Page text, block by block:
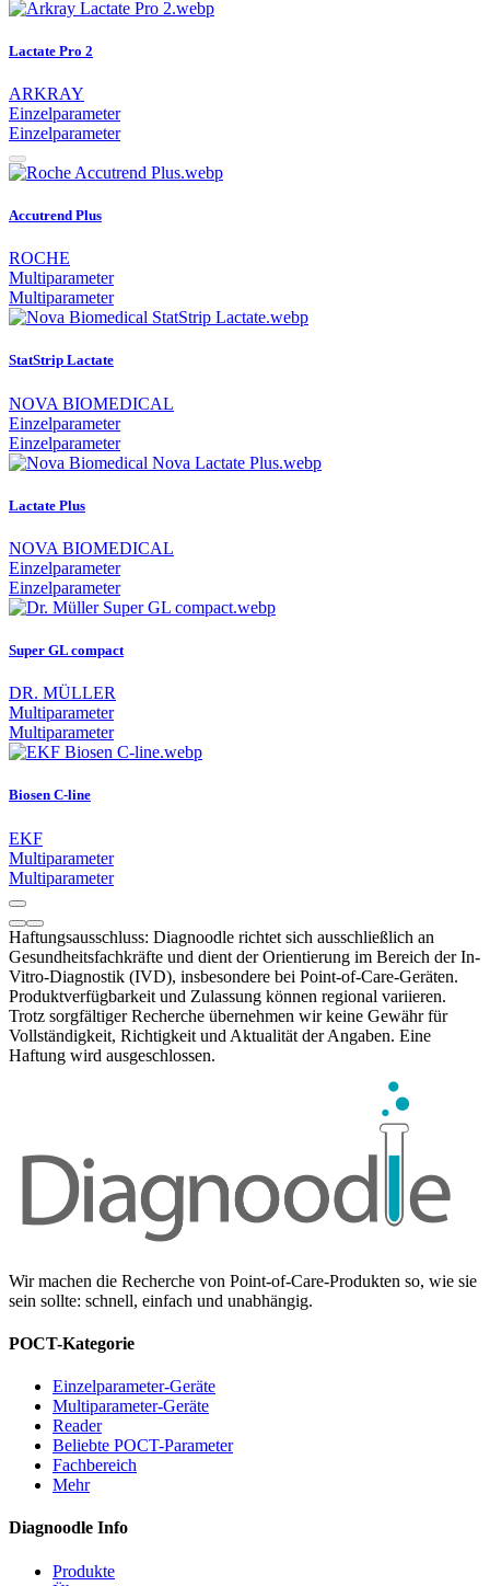
Lactate Pro 2
ARKRAY
Einzelparameter
Einzelparameter
Accutrend Plus
ROCHE
Multiparameter
Multiparameter
StatStrip Lactate
NOVA BIOMEDICAL
Einzelparameter
Einzelparameter
Lactate Plus
NOVA BIOMEDICAL
Einzelparameter
Einzelparameter
Super GL compact
DR. MÜLLER
Multiparameter
Multiparameter
Biosen C-line
EKF
Multiparameter
Multiparameter
Haftungsausschluss: Diagnoodle richtet sich ausschließlich an
Gesundheitsfachkräfte und dient der Orientierung im Bereich der In-
Vitro-Diagnostik (IVD), insbesondere bei Point-of-Care-Geräten.
Produktverfügbarkeit und Zulassung können regional variieren.
Trotz sorgfältiger Recherche übernehmen wir keine Gewähr für
Vollständigkeit, Richtigkeit und Aktualität der Angaben. Eine
Haftung wird ausgeschlossen.
Wir machen die Recherche von Point-of-Care-Produkten so, wie sie
sein sollte: schnell, einfach und unabhängig.
POCT-Kategorie
Einzelparameter-Geräte
Multiparameter-Geräte
Reader
Beliebte POCT-Parameter
Fachbereich
Mehr
Diagnoodle Info
Produkte